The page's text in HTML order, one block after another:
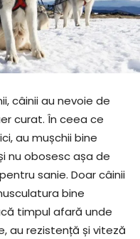
câinii au nevoie de
curat. În ceea ce
au mușchii bine
nu obosesc așa de
sanie. Doar câinii
bine
timpul afară unde
au rezistență și viteză